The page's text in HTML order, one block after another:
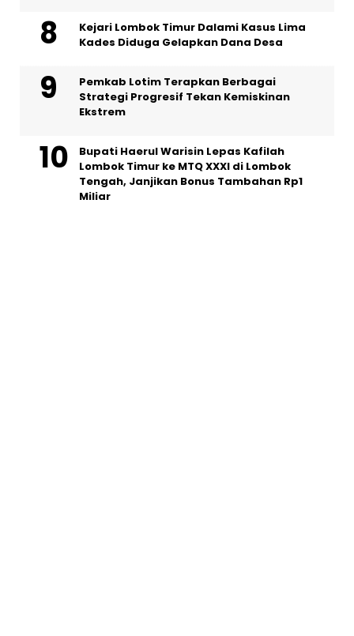
Kejari Lombok Timur Dalami Kasus Lima
Kades Diduga Gelapkan Dana Desa
Pemkab Lotim Terapkan Berbagai
Strategi Progresif Tekan Kemiskinan
Ekstrem
Bupati Haerul Warisin Lepas Kafilah
Lombok Timur ke MTQ XXXI di Lombok
Tengah, Janjikan Bonus Tambahan Rp1
Miliar